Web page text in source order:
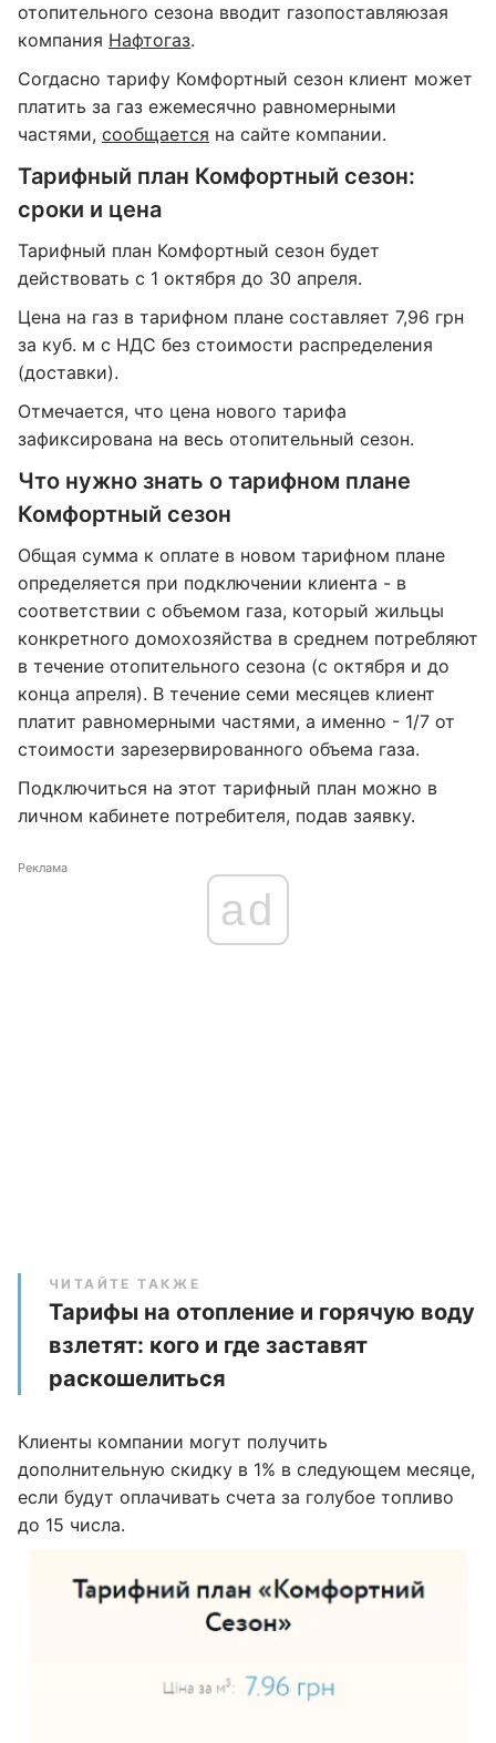
отопительного сезона вводит газопоставляюзая
компания Нафтогаз.
Согдасно тарифу Комфортный сезон клиент может
платить за газ ежемесячно равномерными
частями, сообщается на сайте компании.
Тарифный план Комфортный сезон:
сроки и цена
Тарифный план Комфортный сезон будет
действовать с 1 октября до 30 апреля.
Цена на газ в тарифном плане составляет 7,96 грн
за куб. м с НДС без стоимости распределения
(доставки).
Отмечается, что цена нового тарифа
зафиксирована на весь отопительный сезон.
Что нужно знать о тарифном плане
Комфортный сезон
Общая сумма к оплате в новом тарифном плане
определяется при подключении клиента - в
соответствии с объемом газа, который жильцы
конкретного домохозяйства в среднем потребляют
в течение отопительного сезона (с октября и до
конца апреля). В течение семи месяцев клиент
платит равномерными частями, а именно - 1/7 от
стоимости зарезервированного объема газа.
Подключиться на этот тарифный план можно в
личном кабинете потребителя, подав заявку.
Реклама
ad
ЧИТАЙТЕ ТАКЖЕ
Тарифы на отопление и горячую воду
взлетят: кого и где заставят
раскошелиться
Клиенты компании могут получить
дополнительную скидку в 1% в следующем месяце,
если будут оплачивать счета за голубое топливо
до 15 числа.